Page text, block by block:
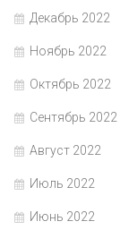
Декабрь 2022
Ноябрь 2022
Октябрь 2022
Сентябрь 2022
Август 2022
Июль 2022
Июнь 2022